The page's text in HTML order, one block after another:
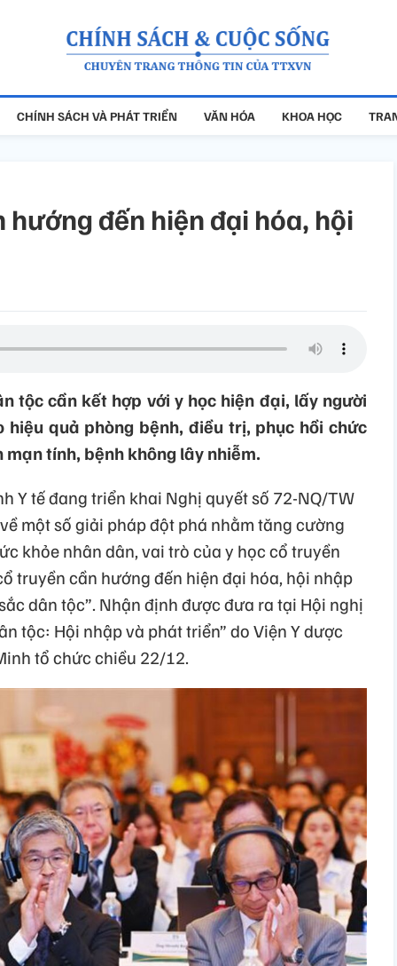
CHÍNH SÁCH VÀ PHÁT TRIỂN VĂN HÓA KHOA HỌC
đến hiện đại hóa, hội
tộc cần kết hợp với y học hiện đại, lấy người
quả phòng bệnh, điều trị, phục hồi chức
tính, bệnh không lây nhiễm.
Y tế đang triển khai Nghị quyết số 72-NQ/TW
một số giải pháp đột phá nhằm tăng cường
khỏe nhân dân, vai trò của y học cổ truyền
truyền cần hướng đến hiện đại hóa, hội nhập
dân tộc”. Nhận định được đưa ra tại Hội nghị
tộc: Hội nhập và phát triển” do Viện Y dược
tổ chức chiều 22/12.